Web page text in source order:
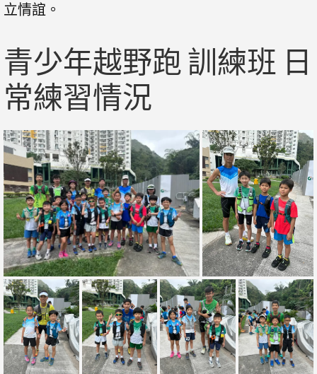
立情誼。
青少年越野跑 訓練班 日
常練習情況